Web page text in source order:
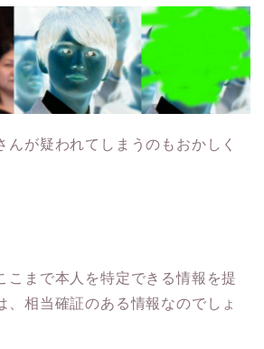
んが疑われてしまうのもおかしく
こまで本人を特定できる情報を提
、相当確証のある情報なのでしょ